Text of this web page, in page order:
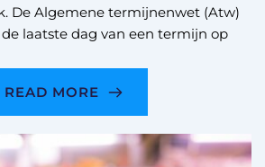
De Algemene termijnenwet (Atw)
laatste dag van een termijn op
READ MORE